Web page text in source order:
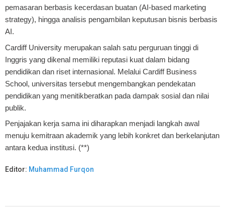
pemasaran berbasis kecerdasan buatan (AI-based marketing
strategy), hingga analisis pengambilan keputusan bisnis berbasis
AI.
Cardiff University merupakan salah satu perguruan tinggi di
Inggris yang dikenal memiliki reputasi kuat dalam bidang
pendidikan dan riset internasional. Melalui Cardiff Business
School, universitas tersebut mengembangkan pendekatan
pendidikan yang menitikberatkan pada dampak sosial dan nilai
publik.
Penjajakan kerja sama ini diharapkan menjadi langkah awal
menuju kemitraan akademik yang lebih konkret dan berkelanjutan
antara kedua institusi. (**)
Editor: Muhammad Furqon